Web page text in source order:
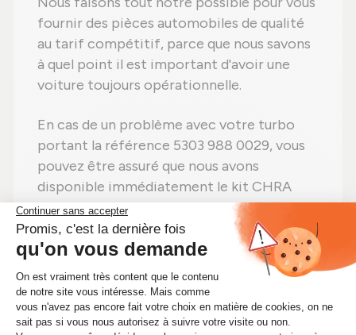
fournir des pièces automobiles de qualité
au tarif compétitif, parce que nous savons
à quel point il est important d'avoir une
voiture toujours opérationnelle.
En cas de un problème avec votre turbo
portant la référence 5303 988 0029, vous
pouvez être assuré que nous avons
disponible immédiatement le kit CHRA
qu'il vous faut.
Alors n'attendez plus ! Si vous avez besoin
d'un kit CHRA 5303 988 0029, procurez-
vous-le immédiatement sur Alsapièces.